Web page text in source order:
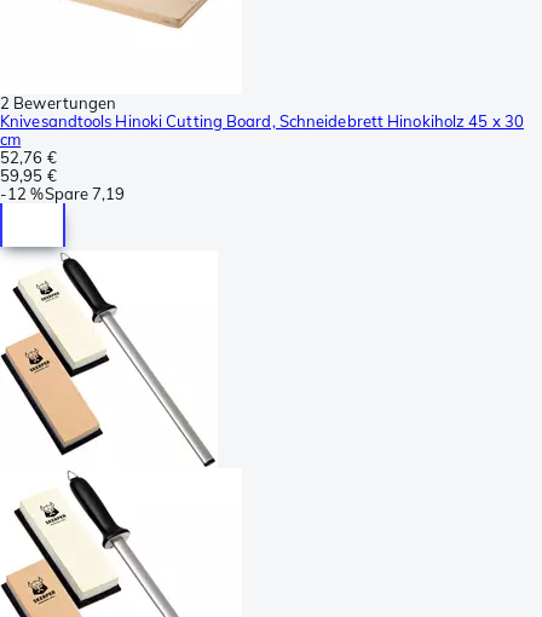
2 Bewertungen
Knivesandtools Hinoki Cutting Board, Schneidebrett Hinokiholz 45 x 30
cm
52,76 €
59,95 €
-12 %Spare7,19